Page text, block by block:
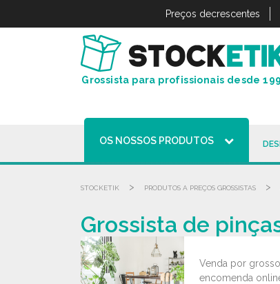
Preços decrescentes
Grossista para profissionais desde
OS NOSSOS PRODUTOS
STOCKETIK > PRODUTOS A PREÇOS GROSSISTAS >
Grossista de
Venda por
encomenda